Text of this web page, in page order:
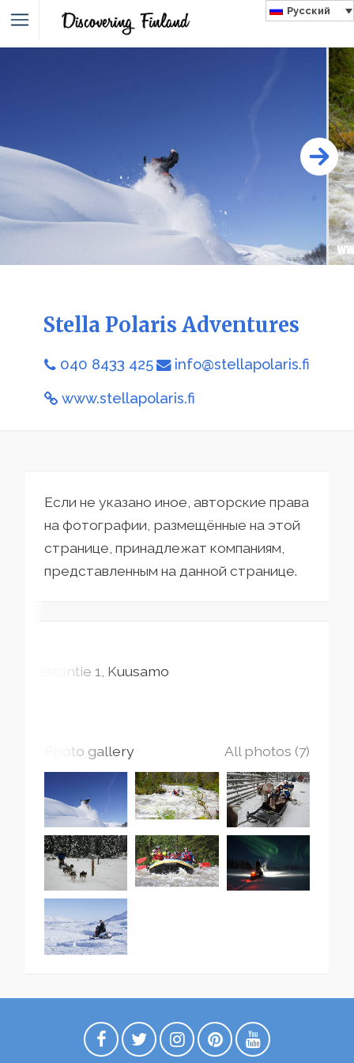
Русский
Stella Polaris Adventures
040 8433 425 info@stellapolaris.fi
www.stellapolaris.fi
Если не указано иное, авторские права
на фотографии, размещённые на этой
странице, принадлежат компаниям,
представленным на данной странице.
Mestantie 1 Kuusamo
Photo gallery All photos (7)